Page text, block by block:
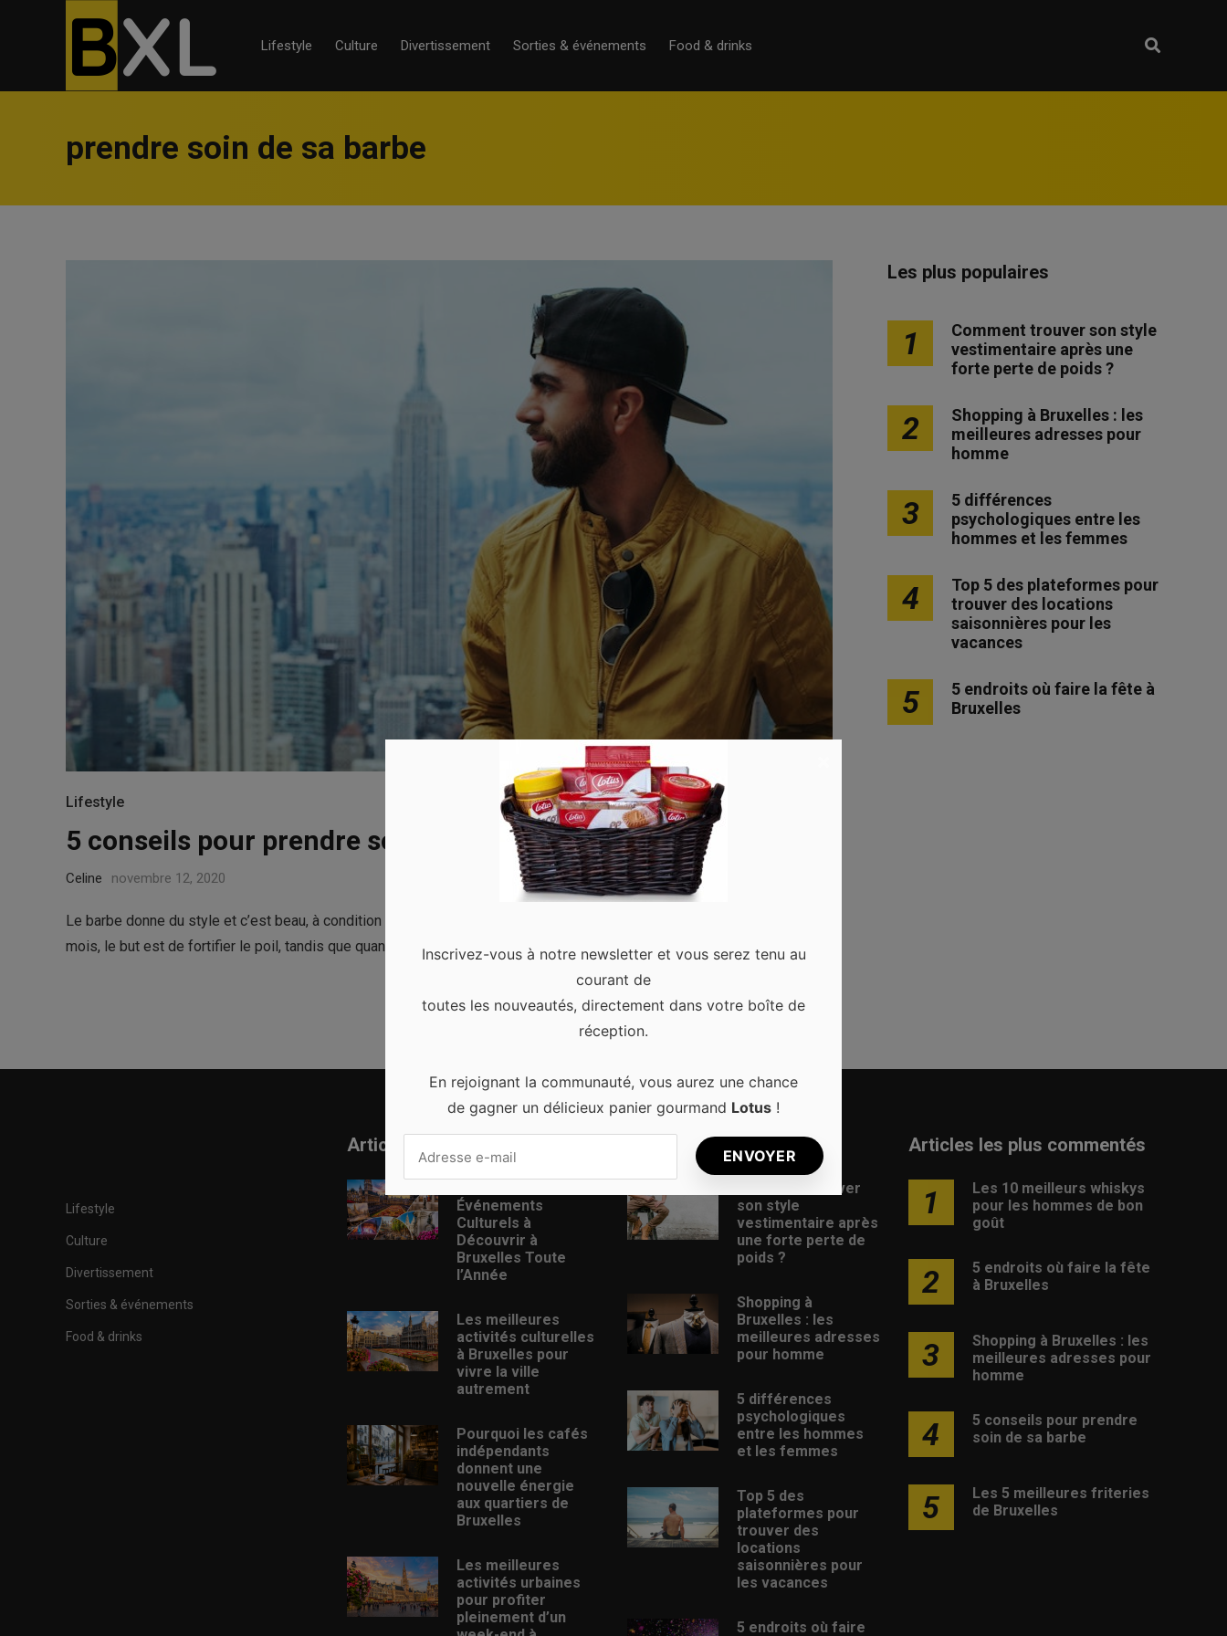
Lifestyle Culture Divertissement Sorties & événements Food & drinks
prendre soin de sa barbe
Lifestyle
5 conseils pour prendre soin de sa barbe 0
Celine novembre 12, 2020
Le barbe donne du style et c’est beau, à condition qu’elle soit bien soignée ! Quand on a une barbe longue de plus d’un
mois, le but est de fortifier le poil, tandis que quand on a la barbe courte, …
Read more
Les plus populaires
1
Comment trouver son style
vestimentaire après une
forte perte de poids ?
2
Shopping à Bruxelles : les
meilleures adresses pour
homme
3
5 différences
psychologiques entre les
hommes et les femmes
4
Top 5 des plateformes pour
trouver des locations
saisonnières pour les
vacances
5
5 endroits où faire la fête à
Bruxelles
Lifestyle
Culture
Divertissement
Sorties & événements
Food & drinks
Articles récents
Événements
Culturels à
Découvrir à
Bruxelles Toute
l’Année
Les meilleures
activités culturelles
à Bruxelles pour
vivre la ville
autrement
Pourquoi les cafés
indépendants
donnent une
nouvelle énergie
aux quartiers de
Bruxelles
Les meilleures
activités urbaines
pour profiter
pleinement d’un
Articles populaires
Comment trouver
son style
vestimentaire après
une forte perte de
poids ?
Shopping à
Bruxelles : les
meilleures adresses
pour homme
5 différences
psychologiques
entre les hommes
et les femmes
Top 5 des
plateformes pour
trouver des
locations
saisonnières pour
les vacances
5 endroits où faire
Articles les plus commentés
1
Les 10 meilleurs whiskys
pour les hommes de bon
goût
2
5 endroits où faire la fête
à Bruxelles
3
Shopping à Bruxelles : les
meilleures adresses pour
homme
4
5 conseils pour prendre
soin de sa barbe
5
Les 5 meilleures friteries
de Bruxelles
Inscrivez-vous à notre newsletter et vous serez tenu au
courant de
toutes les nouveautés, directement dans votre boîte de
réception.
En rejoignant la communauté, vous aurez une chance
de gagner un délicieux panier gourmand Lotus !